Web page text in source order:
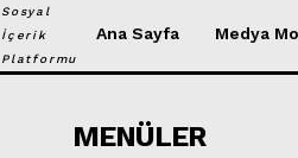
Sosyal
İçerik
Platformu
Ana Sayfa Medya
MENÜLER